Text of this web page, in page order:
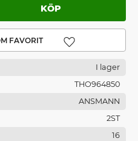
Lägg till i favoriter
I lager
THO964850
ANSMANN
2ST
16